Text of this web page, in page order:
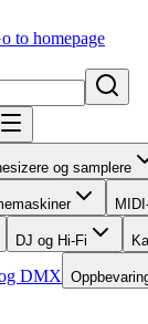
to homepage
og samplere
DJ og Hi-Fi
DMX